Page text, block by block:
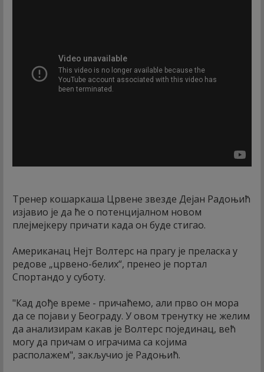
Тренер кошаркаша Црвене звезде Дејан Радоњић
изјавио је да ће о потенцијалном новом
плејмејкеру причати када он буде стигао.
Американац Нејт Волтерс на прагу је преласка у
редове „црвено-белих“, пренео је портал
Спортандо у суботу.
"Кад дође време - причаћемо, али прво он мора
да се појави у Београду. У овом тренутку не желим
да анализирам какав је Волтерс појединац, већ
могу да причам о играчима са којима
располажем", закључио је Радоњић.